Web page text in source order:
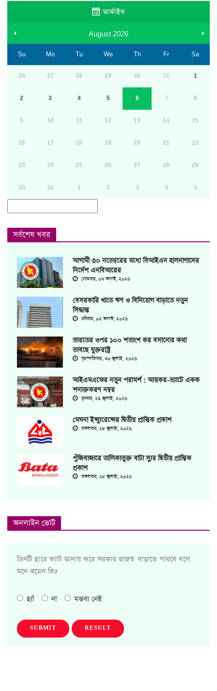
আর্কাইভ
August 2026
Su Mo Tu We Th Fr Sa
26 27 28 29 30 31 1
2 3 4 5 6 7 8
9 10 11 12 13 14 15
16 17 18 19 20 21 22
23 24 25 26 27 28 29
30 31 1 2 3 4 5
সর্বশেষ খবর
আগামী ৩০ নভেম্বরের মধ্যে বিআইএন হালনাগাদের
নির্দেশ এনবিআরের
সোমবার, ০৩ আগস্ট, ২০২৬
বেসরকারি খাতে ঋণ ও বিনিয়োগ বাড়াতে নতুন
সিদ্ধান্ত
রবিবার, ০২ আগস্ট, ২০২৬
ভারতের ওপর ১০০ শতাংশ কর বসানোর কথা
ভাবছে যুক্তরাষ্ট্র
বৃহস্পতিবার, ৩০ জুলাই, ২০২৬
আইএমএফের নতুন পরামর্শ : আয়কর-ভ্যাটে একক
শনাক্তকরণ নম্বর
বুধবার, ২৯ জুলাই, ২০২৬
মেঘনা ইন্স্যুরেন্সের দ্বিতীয় প্রান্তিক প্রকাশ
মঙ্গলবার, ২৮ জুলাই, ২০২৬
পুঁজিবাজারে তালিকাভুক্ত বাটা স্যুর দ্বিতীয় প্রান্তিক
প্রকাশ
মঙ্গলবার, ২৮ জুলাই, ২০২৬
অনলাইন ভোট
তিনটি হারে ভ্যাট আদায় করে সরকার রাজস্ব বাড়াতে পারবে বলে
মনে করেন কি?
হ্যাঁ না মন্তব্য নেই
SUBMIT RESULT